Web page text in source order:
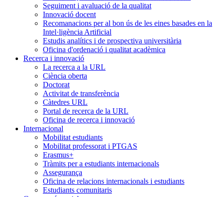
Seguiment i avaluació de la qualitat
Innovació docent
Recomanacions per al bon ús de les eines basades en la
Intel·ligència Artificial
Estudis analítics i de prospectiva universitària
Oficina d'ordenació i qualitat acadèmica
Recerca i innovació
La recerca a la URL
Ciència oberta
Doctorat
Activitat de transferència
Càtedres URL
Portal de recerca de la URL
Oficina de recerca i innovació
Internacional
Mobilitat estudiants
Mobilitat professorat i PTGAS
Erasmus+
Tràmits per a estudiants internacionals
Assegurança
Oficina de relacions internacionals i estudiants
Estudiants comunitaris